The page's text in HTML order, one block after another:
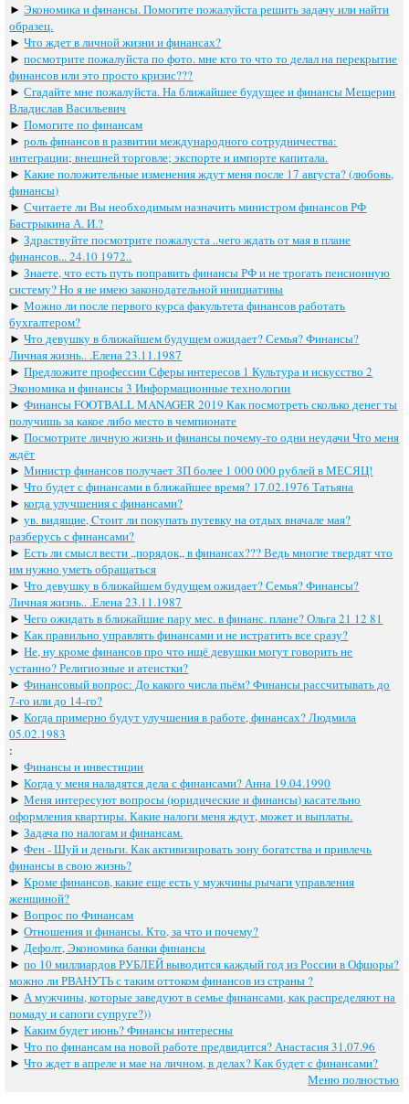
►Экономика и финансы. Помогите пожалуйста решить задачу или найти
образец.
►Что ждет в личной жизни и финансах?
►посмотрите пожалуйста по фото. мне кто то что то делал на перекрытие
финансов или это просто кризис???
►Сгадайте мне пожалуйста. На ближайшее будущее и финансы Мещерин
Владислав Васильевич
►Помогите по финансам
►роль финансов в развитии международного сотрудничества:
интеграции; внешней торговле; экспорте и импорте капитала.
►Какие положительные изменения ждут меня после 17 августа? (любовь,
финансы)
►Считаете ли Вы необходимым назначить министром финансов РФ
Бастрыкина А. И.?
►Здраствуйте посмотрите пожалуста ..чего ждать от мая в плане
финансов... 24.10 1972..
►Знаете, что есть путь поправить финансы РФ и не трогать пенсионную
систему? Но я не имею законодательной инициативы
►Можно ли после первого курса факультета финансов работать
бухгалтером?
►Что девушку в ближайшем будущем ожидает? Семья? Финансы?
Личная жизнь.. .Елена 23.11.1987
►Предложите профессии Сферы интересов 1 Культура и искусство 2
Экономика и финансы 3 Информационные технологии
►Финансы FOOTBALL MANAGER 2019 Как посмотреть сколько денег ты
получишь за какое либо место в чемпионате
►Посмотрите личную жизнь и финансы почему-то одни неудачи Что меня
ждёт
►Министр финансов получает ЗП более 1 000 000 рублей в МЕСЯЦ!
►Что будет с финансами в ближайшее время? 17.02.1976 Татьяна
►когда улучшения с финансами?
►ув. видящие, Cтоит ли покупать путевку на отдых вначале мая?
разберусь с финансами?
►Есть ли смысл вести ,,порядок,, в финансах??? Ведь многие твердят что
им нужно уметь обращаться
►Что девушку в ближайшем будущем ожидает? Семья? Финансы?
Личная жизнь.. .Елена 23.11.1987
►Чего ожидать в ближайшие пару мес. в финанс. плане? Ольга 21 12 81
►Как правильно управлять финансами и не истратить все сразу?
►Не, ну кроме финансов про что ищё девушки могут говорить не
устанно? Религиозные и атеистки?
►Финансовый вопрос: До какого числа пьём? Финансы рассчитывать до
7-го или до 14-го?
►Когда примерно будут улучшения в работе, финансах? Людмила
05.02.1983
:
►Финансы и инвестиции
►Когда у меня наладятся дела с финансами? Анна 19.04.1990
►Меня интересуют вопросы (юридические и финансы) касательно
оформления квартиры. Какие налоги меня ждут, может и выплаты.
►Задача по налогам и финансам.
►Фен - Шуй и деньги. Как активизировать зону богатства и привлечь
финансы в свою жизнь?
►Кроме финансов, какие еще есть у мужчины рычаги управления
женщиной?
►Вопрос по Финансам
►Отношения и финансы. Кто, за что и почему?
► Дефолт, Экономика банки финансы
►по 10 миллиардов РУБЛЕЙ выводится каждый год из России в Офшоры?
можно ли РВАНУТЬ с таким оттоком финансов из страны ?
► А мужчины, которые заведуют в семье финансами, как распределяют на
помаду и сапоги супруге?))
►Каким будет июнь? Финансы интересны
►Что по финансам на новой работе предвидится? Анастасия 31.07.96
►Что ждет в апреле и мае на личном, в делах? Как будет с финансами?
Меню полностью